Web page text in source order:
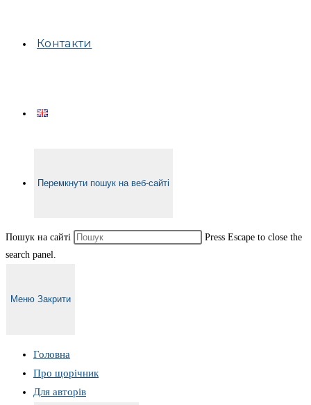
Контакти
Перемкнути пошук на веб-сайті
Пошук на сайті
Press Escape to close the
search panel.
Меню Закрити
Головна
Про щорічник
Для авторів